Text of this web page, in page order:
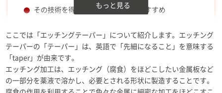
その技術を得意としている業者がおすすめ
ここでは「エッチングテーパー」について紹介します。エッチング
テーパーの「テーパー」は、英語で「先細になること」を意味する
「taper」が由来です。
エッチング加工は、エッチング（腐食）をほどこしたい金属板など
の一部分を薬液で溶かし、必要とされる形状に製造することです。